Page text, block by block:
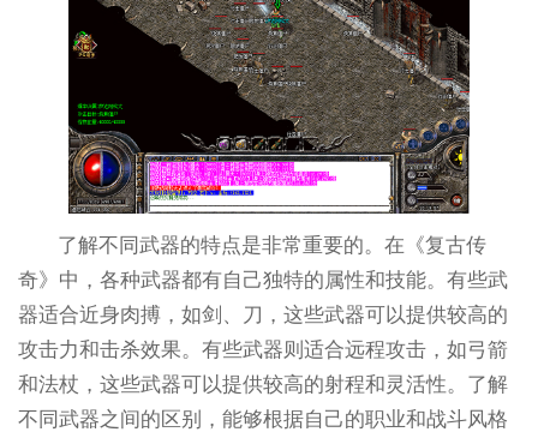
了解不同武器的特点是非常重要的。在《复古传
奇》中，各种武器都有自己独特的属性和技能。有些武
器适合近身肉搏，如剑、刀，这些武器可以提供较高的
攻击力和击杀效果。有些武器则适合远程攻击，如弓箭
和法杖，这些武器可以提供较高的射程和灵活性。了解
不同武器之间的区别，能够根据自己的职业和战斗风格